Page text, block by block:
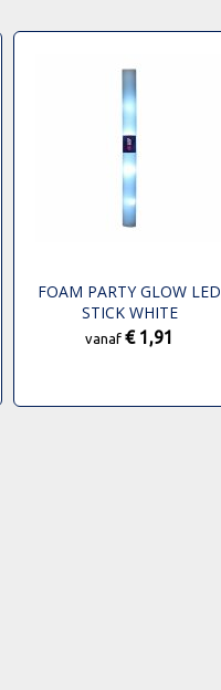
FOAM PARTY GLOW LED
STICK WHITE
vanaf€ 1,91